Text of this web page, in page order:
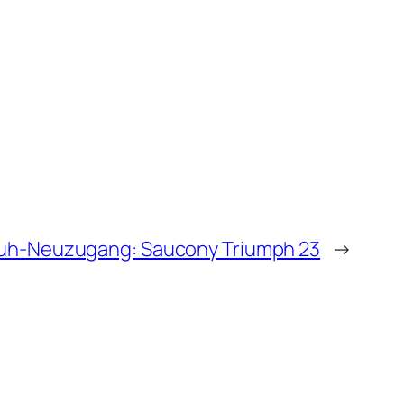
Neuzugang: Saucony Triumph 23 →